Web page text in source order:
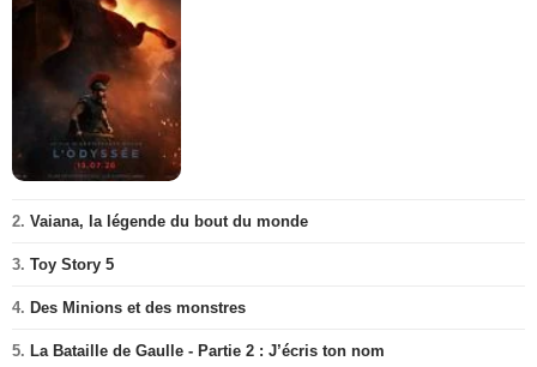
2. Vaiana, la légende du bout du monde
3. Toy Story 5
4. Des Minions et des monstres
5. La Bataille de Gaulle - Partie 2 : J’écris ton nom